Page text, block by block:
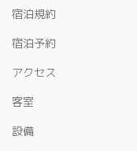
宿泊規約
宿泊予約
アクセス
客室
設備